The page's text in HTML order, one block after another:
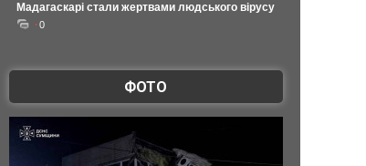
Мадагаскарі стали жертвами людського вірусу
0
ФОТО